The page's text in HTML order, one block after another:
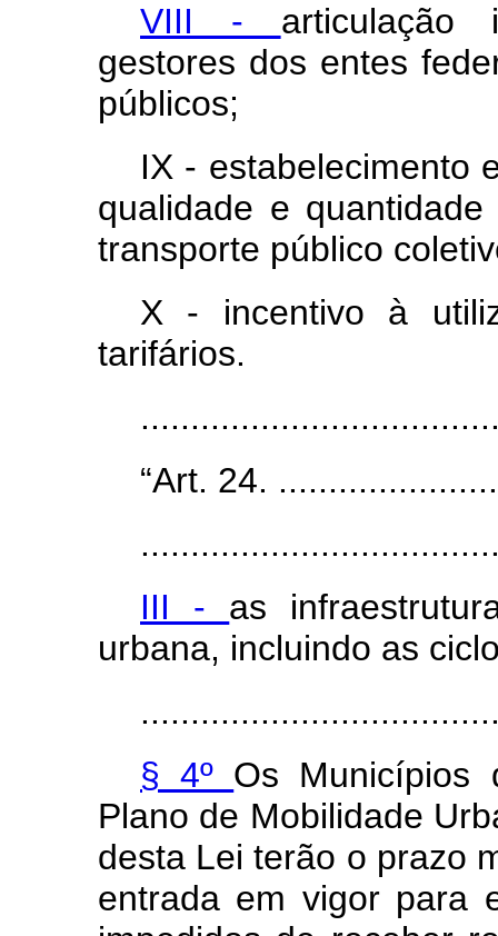
VIII - articulação
gestores dos entes
públicos;
IX - estabelecimento
qualidade e
transporte público
X - incentivo à
tarifários.
“Art. 24.
III - as
urbana, incluindo as
§ 4º Os Municípios
Plano de Mobilidade
desta Lei terão o prazo
entrada em vigor para